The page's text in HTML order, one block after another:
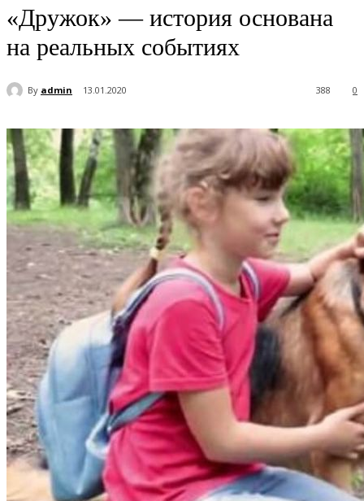
«Дружок» — история основана
на реальных событиях
By admin 13.01.2020 0
388